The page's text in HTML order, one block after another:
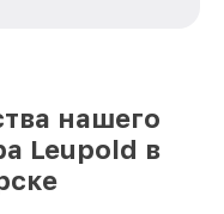
нашего
Leupold в